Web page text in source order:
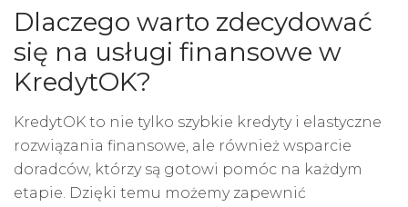
Dlaczego warto zdecydować
się na usługi finansowe w
KredytOK?
KredytOK to nie tylko szybkie kredyty i elastyczne
rozwiązania finansowe, ale również wsparcie
doradców, którzy są gotowi pomóc na każdym
etapie. Dzięki temu możemy zapewnić